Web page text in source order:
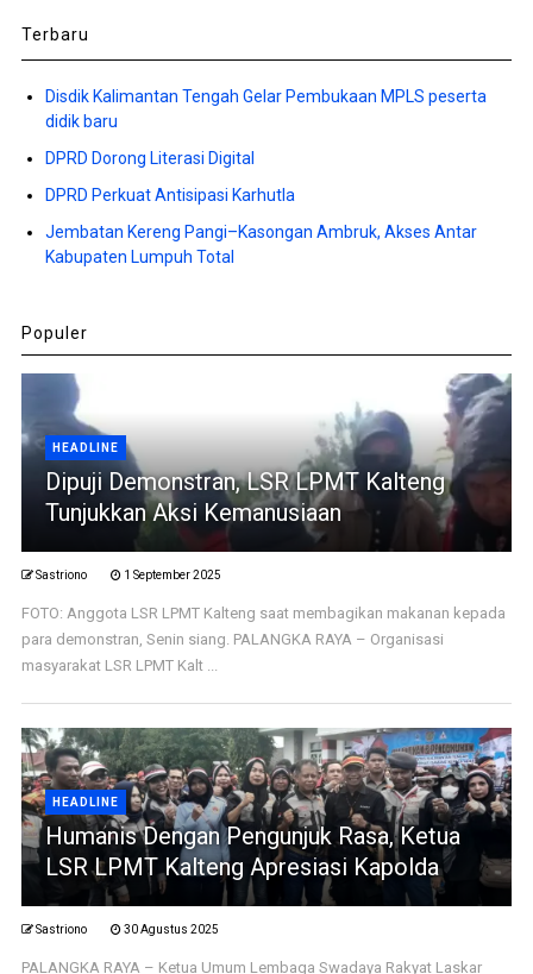
Terbaru
Disdik Kalimantan Tengah Gelar Pembukaan MPLS peserta
didik baru
DPRD Dorong Literasi Digital
DPRD Perkuat Antisipasi Karhutla
Jembatan Kereng Pangi–Kasongan Ambruk, Akses Antar
Kabupaten Lumpuh Total
Populer
HEADLINE
Dipuji Demonstran, LSR LPMT Kalteng
Tunjukkan Aksi Kemanusiaan
Sastriono 1 September 2025
FOTO: Anggota LSR LPMT Kalteng saat membagikan makanan kepada
para demonstran, Senin siang. PALANGKA RAYA – Organisasi
masyarakat LSR LPMT Kalt ...
HEADLINE
Humanis Dengan Pengunjuk Rasa, Ketua
LSR LPMT Kalteng Apresiasi Kapolda
Sastriono 30 Agustus 2025
PALANGKA RAYA – Ketua Umum Lembaga Swadaya Rakyat Laskar